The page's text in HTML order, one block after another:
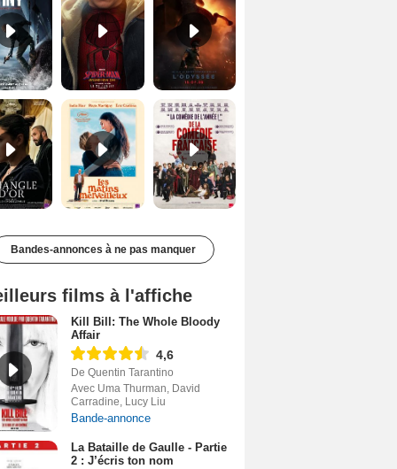
Le Triangle d'or Bande-annonce VF De la Comédie-Française Teaser VF
Bandes-annonces à ne pas manquer
films à l'affiche
Kill Bill: The Whole Bloody
Affair
4,6
De Quentin Tarantino
Avec Uma Thurman, David
Carradine, Lucy Liu
Bande-annonce
La Bataille de Gaulle - Partie
2 : J’écris ton nom